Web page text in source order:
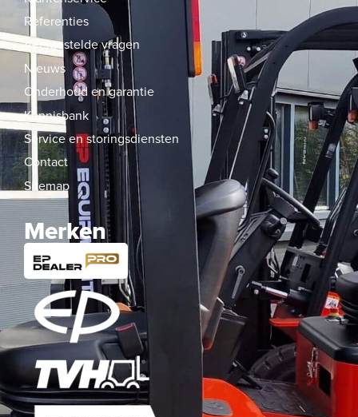
Referenties
Veelgestelde vragen
Nieuws
Onderhoud en garantie
Kennisbank
Service en storingsdiensten
Contact
Sitemap
Merken